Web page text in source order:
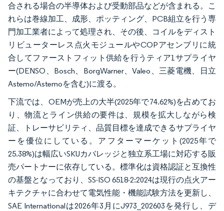
合される場合の半導体および受動部品などが含まれる。こ
れらは巻線加工、成形、ポッティング、PCB組立を行う専
門加工業者によって処理され、その後、コイルをディスト
リビューターレス点火モジュールやCOPアセンブリに統
合してファーストフィット供給を行うティア1サプライヤ
ー(DENSO、Bosch、BorgWarner、Valeo、三菱電機、日立
Astemo/Astemoを含む)に渡る。
下流では、OEMが売上の大半(2025年で74.62%)を占めてお
り、物流とライン供給の要件は、規模を拡大しながら検
証、トレーサビリティ、品質目標を達成できるサプライヤ
ーを優位にしている。アフターマーケット(2025年で
25.38%)は幅広いSKUカバレッジと独立系工場に対応する販
売パートナーに依存している。標準化は資格認証と互換性
の基盤となっており、SS-ISO 6518-2:2024は現行の点火アー
キテクチャに合わせて電気性能・機能試験方法を更新し、
SAE Internationalは2026年3月にJ973_202603を発行し、デ